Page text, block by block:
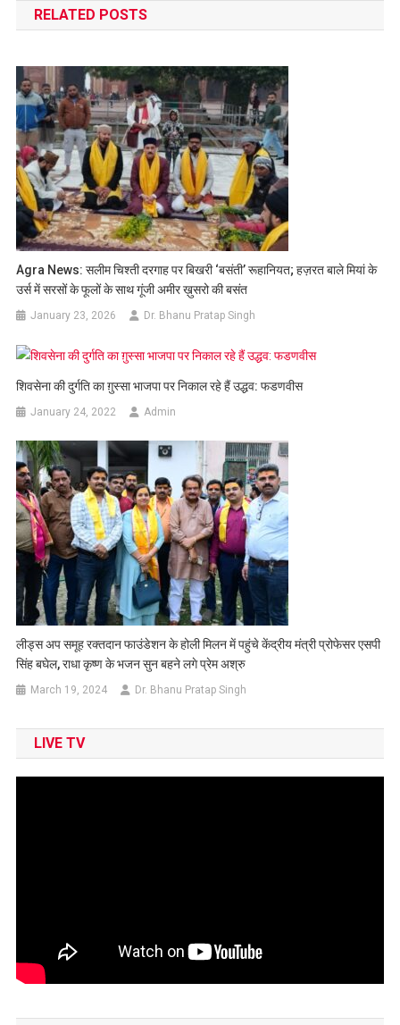
RELATED POSTS
Agra News: सलीम चिश्ती दरगाह पर बिखरी ‘बसंती’ रूहानियत; हज़रत बाले मियां के
उर्स में सरसों के फूलों के साथ गूंजी अमीर ख़ुसरो की बसंत
January 23, 2026 Dr. Bhanu Pratap Singh
शिवसेना की दुर्गति का ग़ुस्सा भाजपा पर निकाल रहे हैं उद्धव: फडणवीस
January 24, 2022 Admin
लीड्स अप समूह रक्तदान फाउंडेशन के होली मिलन में पहुंचे केंद्रीय मंत्री प्रोफेसर एसपी
सिंह बघेल, राधा कृष्ण के भजन सुन बहने लगे प्रेम अश्रु
March 19, 2024 Dr. Bhanu Pratap Singh
LIVE TV